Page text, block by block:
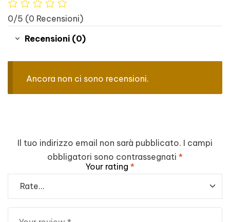
0/5 (0 Recensioni)
Recensioni (0)
Ancora non ci sono recensioni.
Il tuo indirizzo email non sarà pubblicato. I campi
obbligatori sono contrassegnati *
Your rating *